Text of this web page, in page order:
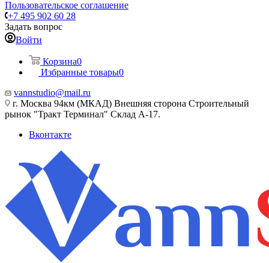
Пользовательское соглашение
+7 495 902 60 28
Задать вопрос
Войти
Корзина0
Избранные товары0
vannstudio@mail.ru
г. Москва 94км (МКАД) Внешняя сторона Строительный
рынок "Тракт Терминал" Склад А-17.
Вконтакте